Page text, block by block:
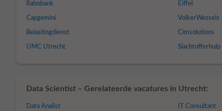
Rabobank
Capgemini
Belastingdienst
UMC Utrecht
Eiffel
VolkerWessels
Cimsolutions
Slachtofferhulp
Data Scientist – Gerelateerde vacatures in Utrecht:
Data Analist IT Consultant